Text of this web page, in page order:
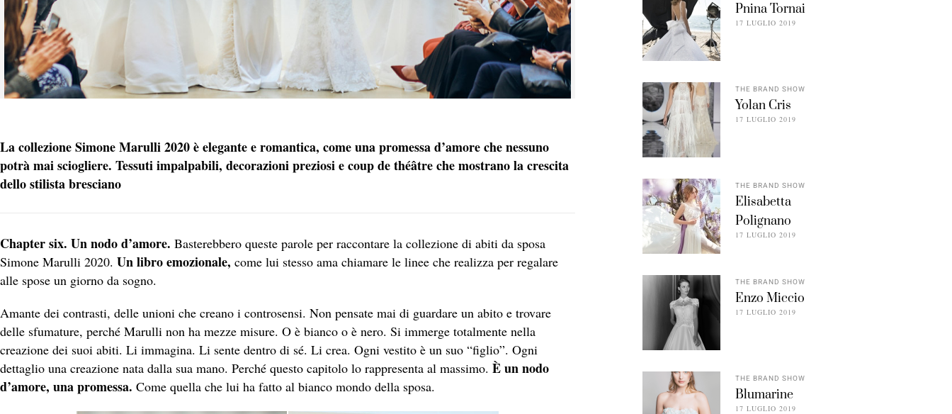
La collezione Simone Marulli 2020 è elegante e romantica, come una promessa d’amore che nessuno
potrà mai sciogliere. Tessuti impalpabili, decorazioni preziosi e coup de théâtre che mostrano la crescita
dello stilista bresciano
Chapter six. Un nodo d’amore. Basterebbero queste parole per raccontare la collezione di abiti da sposa
Simone Marulli 2020. Un libro emozionale, come lui stesso ama chiamare le linee che realizza per regalare
alle spose un giorno da sogno.
Amante dei contrasti, delle unioni che creano i controsensi. Non pensate mai di guardare un abito e trovare
delle sfumature, perché Marulli non ha mezze misure. O è bianco o è nero. Si immerge totalmente nella
creazione dei suoi abiti. Li immagina. Li sente dentro di sé. Li crea. Ogni vestito è un suo “figlio”. Ogni
dettaglio una creazione nata dalla sua mano. Perché questo capitolo lo rappresenta al massimo. È un nodo
d’amore, una promessa. Come quella che lui ha fatto al bianco mondo della sposa.
Pnina Tornai
17 LUGLIO 2019
THE BRAND SHOW
Yolan Cris
17 LUGLIO 2019
THE BRAND SHOW
Elisabetta
Polignano
17 LUGLIO 2019
THE BRAND SHOW
Enzo Miccio
17 LUGLIO 2019
THE BRAND SHOW
Blumarine
17 LUGLIO 2019